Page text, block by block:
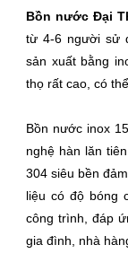
Bồn nước Đại
từ 4-6 người sử
sản xuất bằng
thọ rất cao, có
Bồn nước inox
nghệ hàn lăn
304 siêu bền
liệu có độ bóng
công trình, đáp
gia đình, nhà